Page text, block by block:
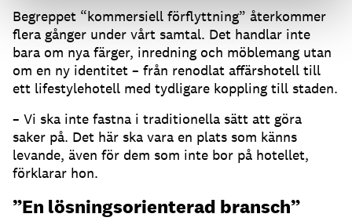
Begreppet “kommersiell förflyttning” återkommer
flera gånger under vårt samtal. Det handlar inte
bara om nya färger, inredning och möblemang utan
om en ny identitet – från renodlat affärshotell till
ett lifestylehotell med tydligare koppling till staden.
– Vi ska inte fastna i traditionella sätt att göra
saker på. Det här ska vara en plats som känns
levande, även för dem som inte bor på hotellet,
förklarar hon.
”En lösningsorienterad bransch”